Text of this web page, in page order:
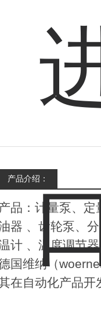
产品介绍：
品：计量泵、定
器 、齿轮泵、
计 、温度调节器
国维纳（
在自动化产品开